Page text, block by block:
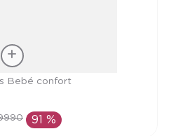
AL CARRITO
Bebé confort
91 %